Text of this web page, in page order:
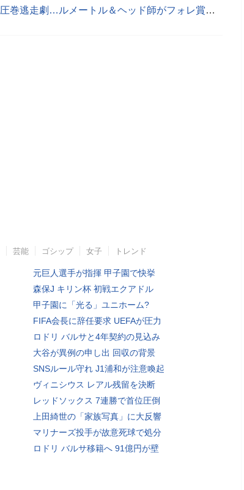
【仏フォレ賞】マラノアチャーリー圧巻逃走劇…ルメートル＆ヘッド師がフォレ賞連覇
芸能 ゴシップ 女子 トレンド
元巨人選手が指揮 甲子園で快挙
森保J キリン杯 初戦エクアドル
甲子園に「光る」ユニホーム?
FIFA会長に辞任要求 UEFAが圧力
ロドリ バルサと4年契約の見込み
大谷が異例の申し出 回収の背景
SNSルール守れ J1浦和が注意喚起
ヴィニシウス レアル残留を決断
レッドソックス 7連勝で首位圧倒
上田綺世の「家族写真」に大反響
マリナーズ投手が故意死球で処分
ロドリ バルサ移籍へ 91億円が壁